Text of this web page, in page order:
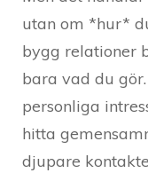
utan om *hur*
bygg relationer
bara vad du
personliga
hitta
djupare